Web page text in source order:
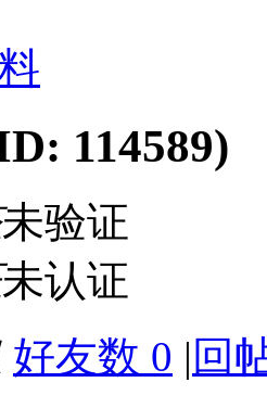
114589)
未验证
未认证
好友数 0 | 回